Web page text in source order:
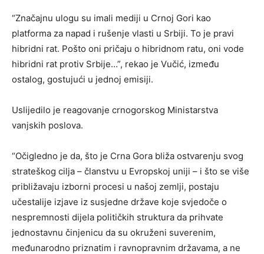
“Značajnu ulogu su imali mediji u Crnoj Gori kao
platforma za napad i rušenje vlasti u Srbiji. To je pravi
hibridni rat. Pošto oni pričaju o hibridnom ratu, oni vode
hibridni rat protiv Srbije…”, rekao je Vučić, između
ostalog, gostujući u jednoj emisiji.
Uslijedilo je reagovanje crnogorskog Ministarstva
vanjskih poslova.
“Očigledno je da, što je Crna Gora bliža ostvarenju svog
strateškog cilja – članstvu u Evropskoj uniji – i što se više
približavaju izborni procesi u našoj zemlji, postaju
učestalije izjave iz susjedne države koje svjedoče o
nespremnosti dijela političkih struktura da prihvate
jednostavnu činjenicu da su okruženi suverenim,
međunarodno priznatim i ravnopravnim državama, a ne